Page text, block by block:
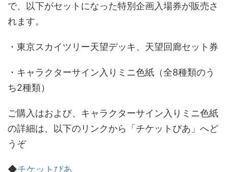
で、以下がセットになった特別企画入場券が販売さ
れます。
・東京スカイツリー天望デッキ、天望回廊セット券
・キャラクターサイン入りミニ色紙（全8種類のう
ち2種類）
ご購入はおよび、キャラクターサイン入りミニ色紙
の詳細は、以下のリンクから「チケットぴあ」へど
うぞ
◆チケットぴあ